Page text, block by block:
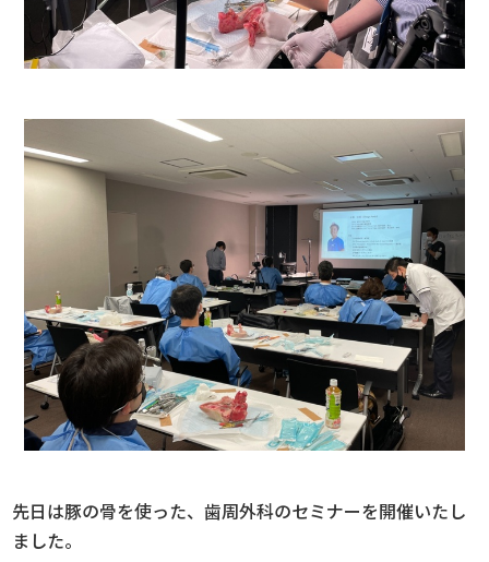
先日は豚の骨を使った、歯周外科のセミナーを開催いたし
ました。